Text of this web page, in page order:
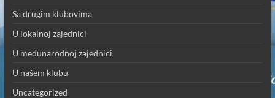
Sa drugim klubovima
U lokalnoj zajednici
U međunarodnoj zajednici
U našem klubu
Uncategorized